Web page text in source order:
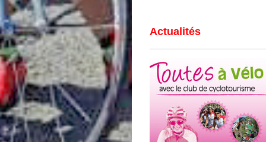
Actualités